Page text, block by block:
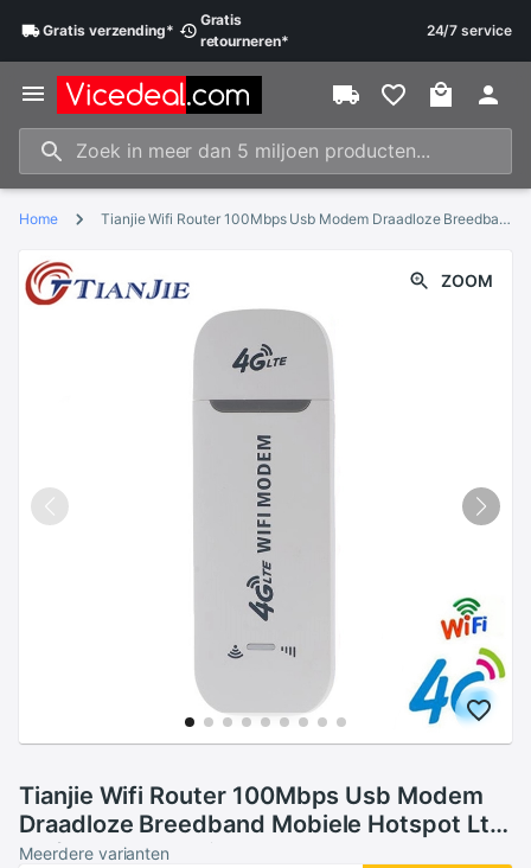
Gratisverzending*
Gratis
retourneren*
24/7 service
Home Tianjie Wifi Router 100Mbps Usb Modem Draadloze Breedband Mobiele Hotspot Lte 3G/4G Unlock Wingle Dongle
ZOOM
Tianjie Wifi Router 100Mbps Usb Modem
Draadloze Breedband Mobiele Hotspot Lte
3G/4G Unlock Wingle Dongle
Meerdere varianten